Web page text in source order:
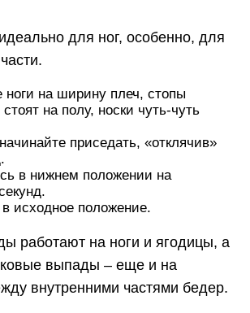
для ног, особенно, для
ноги на ширину плеч, стопы
на полу, носки чуть-чуть
приседать, «отклячив»
в нижнем положении на
исходное положение.
работают на ноги и ягодицы, а
выпады – еще и на
внутренними частями бедер.